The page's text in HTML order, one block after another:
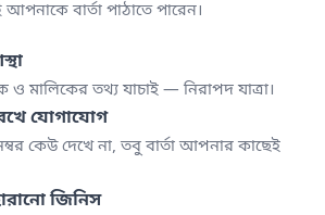
আপনাকে বার্তা পাঠাতে পারেন।
ও মালিকের তথ্য যাচাই — নিরাপদ যাত্রা।
যোগাযোগ
কেউ দেখে না, তবু বার্তা আপনার কাছেই
জিনিস